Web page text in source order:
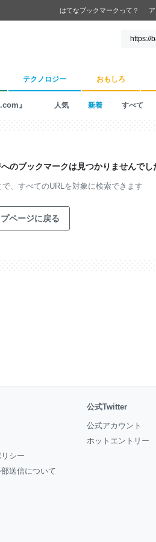
はてなブックマークって？
テクノロジー おもしろ
』 人気 新着 すべて
のブックマークは見つかりませんでし
、 すべてのURLを対象に検索できます
プページに戻る
シー
送信について
公式Twitter
公式アカウント
ホットエントリー